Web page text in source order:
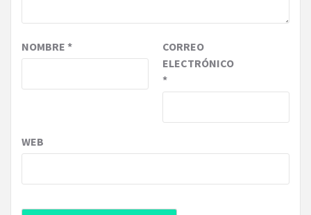
NOMBRE *
CORREO
ELECTRÓNICO
*
WEB